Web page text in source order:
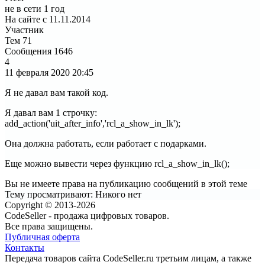
не в сети 1 год
На сайте с 11.11.2014
Участник
Тем 71
Сообщения 1646
4
11 февраля 2020 20:45
Я не давал вам такой код.
Я давал вам 1 строчку:
add_action('uit_after_info','rcl_a_show_in_lk');
Она должна работать, если работает с подарками.
Еще можно вывести через функцию rcl_a_show_in_lk();
Вы не имеете права на публикацию сообщений в этой теме
Тему просматривают: Никого нет
Copyright © 2013-2026
CodeSeller - продажа цифровых товаров.
Все права защищены.
Публичная оферта
Контакты
Передача товаров сайта CodeSeller.ru третьим лицам, а также